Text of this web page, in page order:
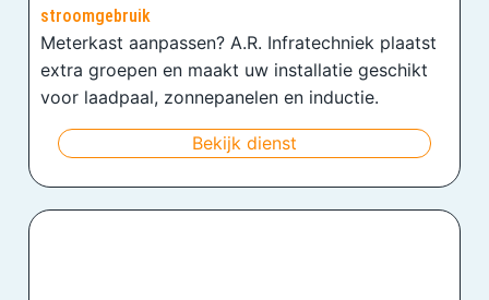
stroomgebruik
Meterkast aanpassen? A.R. Infratechniek plaatst
extra groepen en maakt uw installatie geschikt
voor laadpaal, zonnepanelen en inductie.
Bekijk dienst